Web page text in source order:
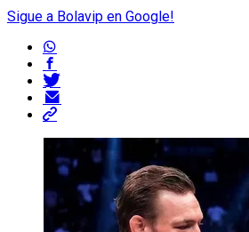
Sigue a Bolavip en Google!